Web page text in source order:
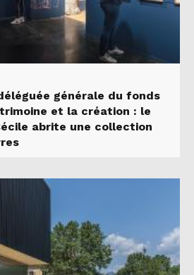
générale du fonds
et la création : le
abrite une collection